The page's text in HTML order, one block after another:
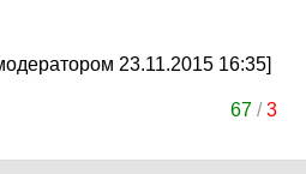
23.11.2015 16:35]
67 /3